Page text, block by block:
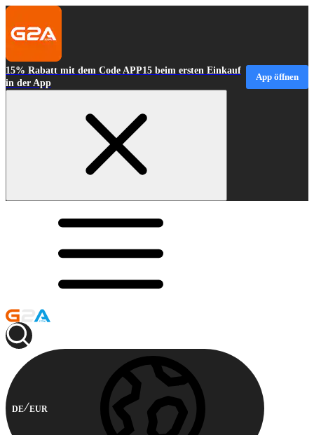
15% Rabatt mit dem Code APP15 beim ersten Einkauf
in der App
App öffnen
DE EUR